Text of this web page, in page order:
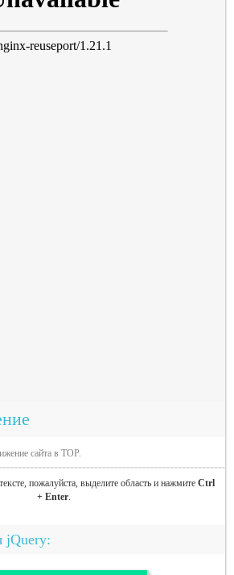
сайта в TOP.
пожалуйста, выделите область и нажмите Ctrl
+ Enter.
jQuery: